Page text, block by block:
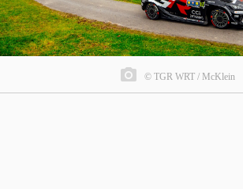
© TGR WRT / McKlein